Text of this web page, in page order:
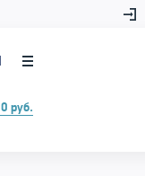
0 руб.